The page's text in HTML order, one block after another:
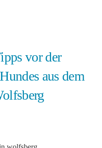
vor der
aus dem